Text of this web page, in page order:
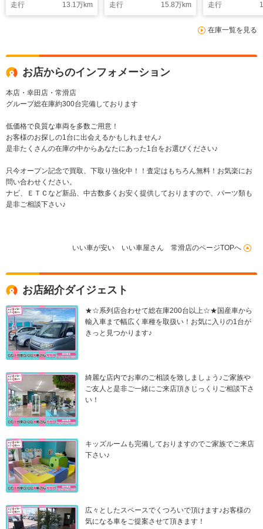
走行
13.1万km
走行
15.8万km
イール ETC
走行
在庫一覧を見る
お店からのインフォメーション
本店・幸田店・常滑店
グループ総在庫約300台完備しております
低価格で良質な車両を多数ご用意！
お客様のお探しの1台に出会えるかもしれません♪
是非たくさんの在庫の中からあなたにあった1台をお選びください♪
只今オープン記念で買取、下取り強化中！！査定はもちろん無料！お気楽にお
問い合わせください。
ナビ、ＥＴＣなど新品、中古数多くお安く提供しておりますので、パーツ類も
是非ご相談下さい♪
いい車が安い いい車屋さん 常滑店のページTOPへ
お店紹介ダイジェスト
★☆系列店合わせて総在庫200台以上☆★国産車から
輸入車まで幅広く車種を取扱い！お気に入りの1台が
きっと見つかります♪
綺麗な店内でお車のご相談を致しましょう♪ご家族や
ご友人と是非ご一緒にご来店頂きじっくりご相談下さ
い！
キッズルームも完備しておりますのでご家族でご来店
下さい♪
広々としたスペースでくつろいで頂けます♪お客様の
気になる車をご提案させて頂きます！